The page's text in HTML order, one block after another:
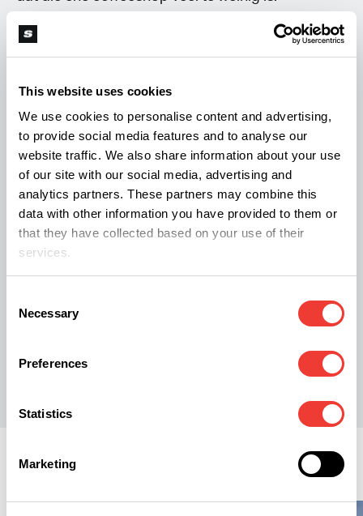
This website uses cookies
We use cookies to personalise content and advertising,
to provide social media features and to analyse our
website traffic. We also share information about your use
of our site with our social media, advertising and
analytics partners. These partners may combine this
data with other information you have provided to them or
that they have collected based on your use of their
services.
Selection
Necessary
Preferences
Statistics
Marketing
Burgemeester Mark Boumans: ‘De straathandel
huidige coffeeshop een monopolypositie heeft. In
november vorig jaar deed de lokale PvdA-fractie
in de gemeenteraad nog een poging om zelfs een
derde coffeeshop weer toe te laten, maar dat
bleek een brug te ver. Anyway, we juichen de
komst van elke nieuwe coffeeshop toe, dus goed
nieuws.
R Rob Tuinstra
Zakelijk